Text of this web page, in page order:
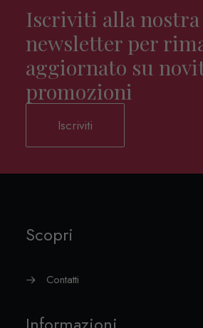
Iscriviti alla nostra
newsletter per
aggiornato su
promozioni
Iscriviti
Scopri
Contatti